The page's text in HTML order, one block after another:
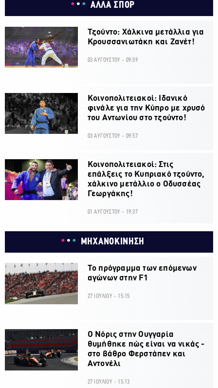
ΑΛΛΑ ΣΠΟΡ
Τζούντο: Χάλκινα μετάλλια για
Κρουσσανιωτάκη και Ζανέτ!
03 ΑΥΓΟΥΣΤΟΥ - 09:59
Κοινοπολιτειακοί: Ιδανικό
φινάλε για την Κύπρο με χρυσό
του Αντωνίου στο τζούντο!
03 ΑΥΓΟΥΣΤΟΥ - 09:57
Κοινοπολιτειακοί: Στις
επάλξεις το Κυπριακό τζούντο,
χάλκινο μετάλλιο ο Οδυσσέας
Γεωργάκης!
01 ΑΥΓΟΥΣΤΟΥ - 19:37
ΜΗΧΑΝΟΚΙΝΗΣΗ
Το πρόγραμμα των επόμενων
αγώνων στην F1
27 ΙΟΥΛΙΟΥ - 15:15
O Νόρις στην Ουγγαρία
θυμήθηκε πώς είναι να νικάς -
στο βάθρο Φερστάπεν και
Αντονέλι
27 ΙΟΥΛΙΟΥ - 15:13